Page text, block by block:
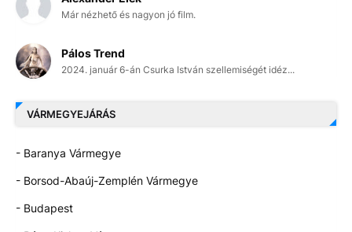
Már nézhető és nagyon jó film.
Pálos Trend
2024. január 6-án Csurka István szellemiségét idéz...
VÁRMEGYEJÁRÁS
- Baranya Vármegye
- Borsod-Abaúj-Zemplén Vármegye
- Budapest